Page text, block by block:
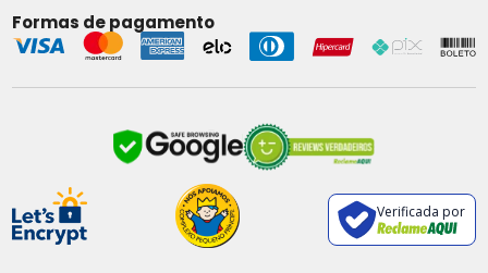
Formas de pagamento
Verificada por